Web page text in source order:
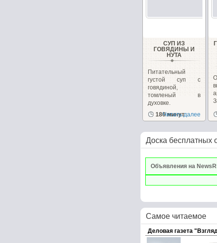
СУП ИЗ
ГОВЯДИНЫ И
НУТА
Питательный
густой суп с
говядиной,
томленый в
духовке.
180 минут
Читать далее
Доска бесплатных
Объявления на
Самое читаемое